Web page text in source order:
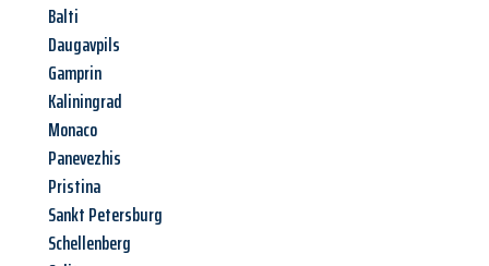
Balti
Daugavpils
Gamprin
Kaliningrad
Monaco
Panevezhis
Pristina
Sankt Petersburg
Schellenberg